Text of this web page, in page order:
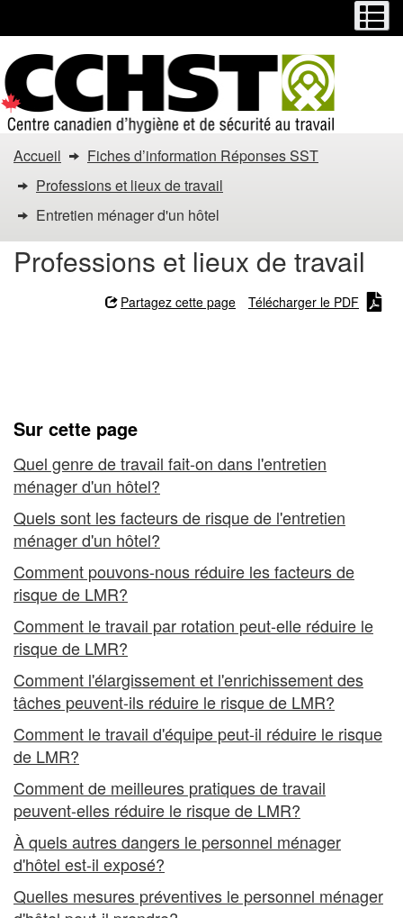
contenu
principal
la
version
HTML
simplifiée
Vous
êtes
dans
Entretien
Accueil
Fiches d’information Réponses SST
Professions et lieux de travail
Entretien ménager d'un hôtel
Professions et lieux de travail
Partagez cette page Télécharger le PDF
Sur cette page
Quel genre de travail fait-on dans l'entretien
ménager d'un hôtel?
Quels sont les facteurs de risque de l'entretien
ménager d'un hôtel?
Comment pouvons-nous réduire les facteurs de
risque de LMR?
Comment le travail par rotation peut-elle réduire le
risque de LMR?
Comment l'élargissement et l'enrichissement des
tâches peuvent-ils réduire le risque de LMR?
Comment le travail d'équipe peut-il réduire le risque
de LMR?
Comment de meilleures pratiques de travail
peuvent-elles réduire le risque de LMR?
À quels autres dangers le personnel ménager
d'hôtel est-il exposé?
Quelles mesures préventives le personnel ménager